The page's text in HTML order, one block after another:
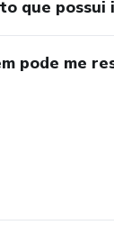
que
pode me